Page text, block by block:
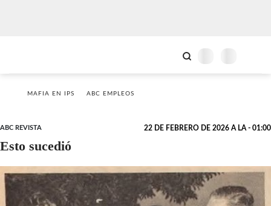
MAFIA EN IPS ABC EMPLEOS
ABC REVISTA 22 DE FEBRERO DE 2026 A LA - 01:00
Esto sucedió